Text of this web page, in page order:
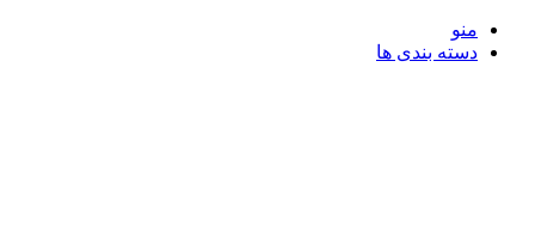
منو
دسته بندی ها